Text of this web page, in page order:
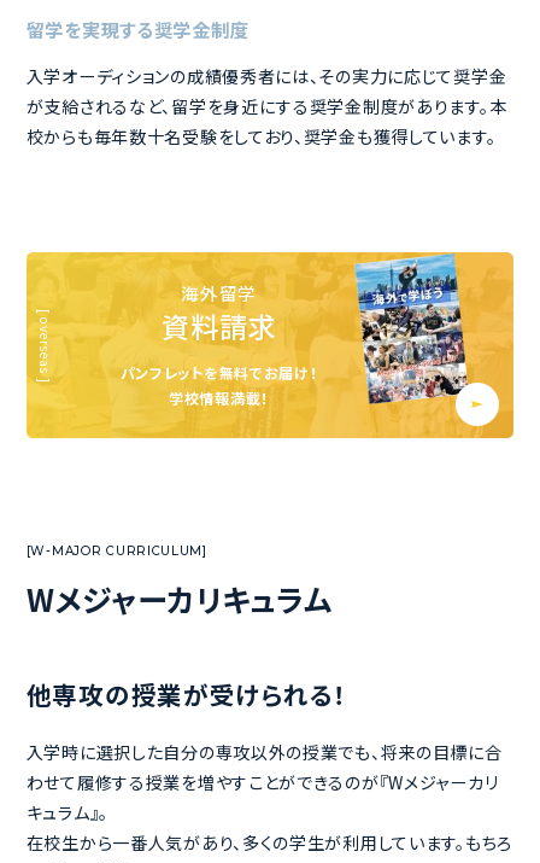
バークリー音楽大学奨学金
留学を実現する奨学金制度
入学オーディションの成績優秀者には、その実力に応じて奨学金
が支給されるなど、留学を身近にする奨学金制度があります。本
海外留学
資料請求
パンフレットを無料でお届け！
学校情報満載！
入学時に選択した自分の専攻以外の授業でも、将来の目標に合
わせて履修する授業を増やすことができるのが『Wメジャーカリ
キュラム』。